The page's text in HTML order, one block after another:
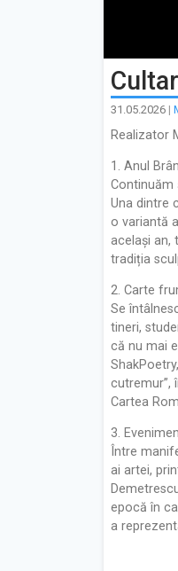
31.05.2026 |
Realizator
1. Anul
Continuăm
Una dintre
o variantă
același an,
tradiția
2. Carte
Se
tineri,
că nu mai
cutremur”,
Cartea
3.
Între
ai artei,
epocă în
a